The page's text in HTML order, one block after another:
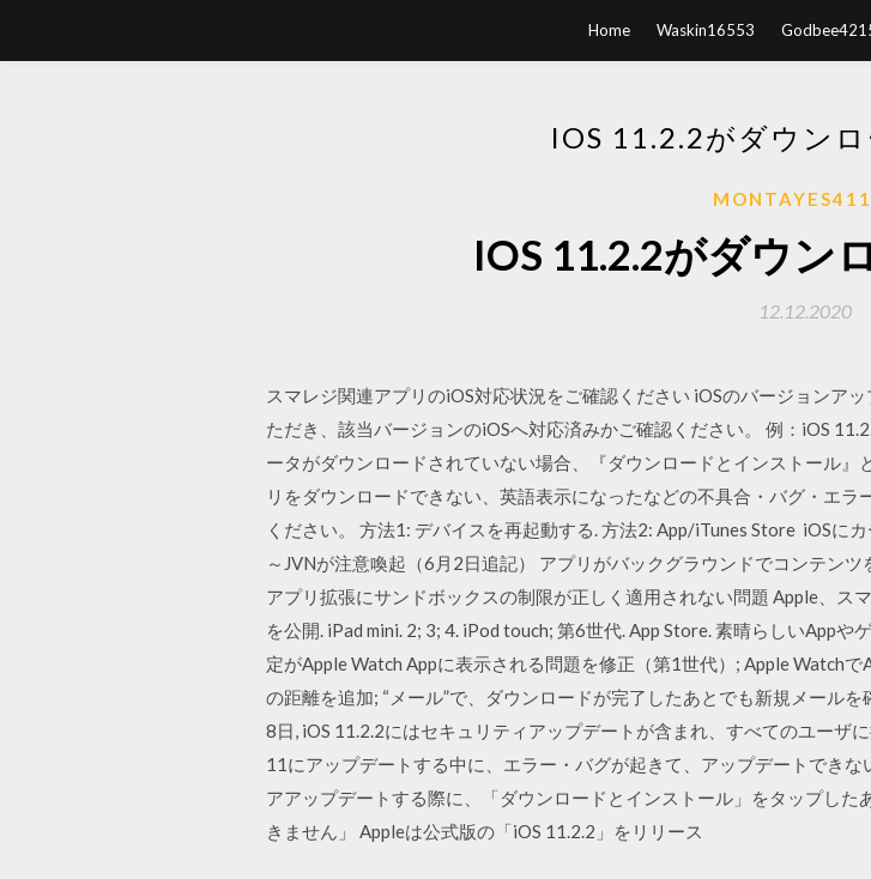
Home Waskin16553
IOS 11.2.2がダウン
IOS 11.2.2がダウン
12.12.2020
スマレジ関連アプリのiOS対応状況をご確認ください iOSのバージョンア
ただき、該当バージョンのiOSへ対応済みかご確認ください。 例：iOS
ータがダウンロードされていない場合、『ダウンロードとインストール
リをダウンロードできない、英語表示になったなどの不具合・バグ・エ
ください。 方法1: デバイスを再起動する. 方法2: App/iTunes Store iOSに
～JVNが注意喚起（6月2日追記） アプリがバックグラウンドでコンテン
アプリ拡張にサンドボックスの制限が正しく適用されない問題 Apple、ス
を公開. iPad mini. 2; 3; 4. iPod touch; 第6世代. App Store. 素晴らしいApp
定がApple Watch Appに表示される問題を修正（第1世代）; Apple Watch
の距離を追加; “メール”で、ダウンロードが完了したあとでも新規メール
8日, iOS 11.2.2にはセキュリティアップデートが含まれ、すべてのユー
11にアップデートする中に、エラー・バグが起きて、アップデートでき
アアップデートする際に、「ダウンロードとインストール」をタップし
きません」 Appleは公式版の「iOS 11.2.2」をリリース